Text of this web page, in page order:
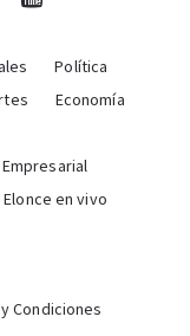
Política
Economía
Elonce en vivo
Condiciones